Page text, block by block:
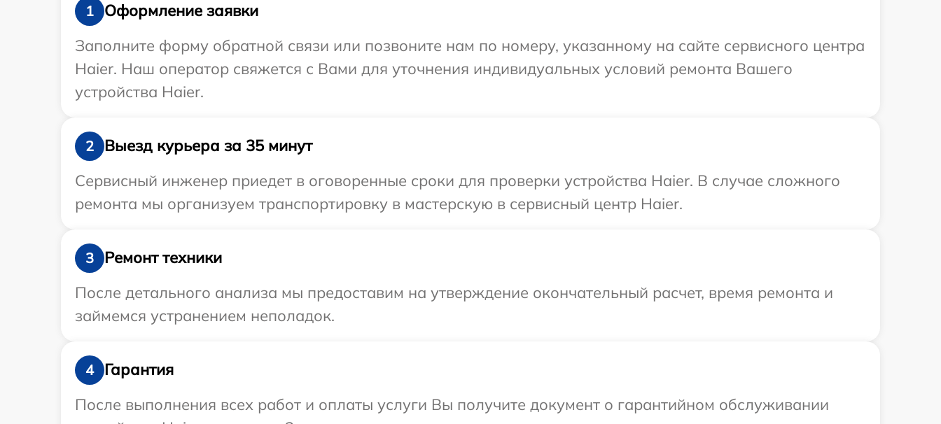
1
Оформление заявки
Заполните форму обратной связи или позвоните нам по номеру, указанному на сайте сервисного центра
Haier. Наш оператор свяжется с Вами для уточнения индивидуальных условий ремонта Вашего
устройства Haier.
2
Выезд курьера за 35 минут
Сервисный инженер приедет в оговоренные сроки для проверки устройства Haier. В случае сложного
ремонта мы организуем транспортировку в мастерскую в сервисный центр Haier.
3
Ремонт техники
После детального анализа мы предоставим на утверждение окончательный расчет, время ремонта и
займемся устранением неполадок.
4
Гарантия
После выполнения всех работ и оплаты услуги Вы получите документ о гарантийном обслуживании